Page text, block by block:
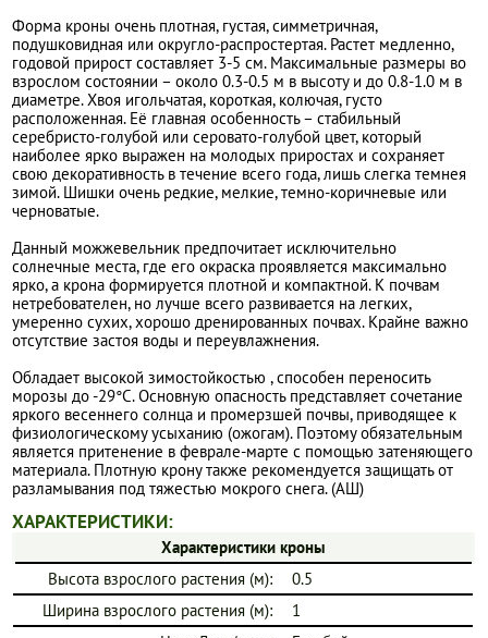
Форма кроны очень плотная, густая, симметричная,
подушковидная или округло-распростертая. Растет медленно,
годовой прирост составляет 3-5 см. Максимальные размеры во
взрослом состоянии – около 0.3-0.5 м в высоту и до 0.8-1.0 м в
диаметре. Хвоя игольчатая, короткая, колючая, густо
расположенная. Её главная особенность – стабильный
серебристо-голубой или серовато-голубой цвет, который
наиболее ярко выражен на молодых приростах и сохраняет
свою декоративность в течение всего года, лишь слегка темнея
зимой. Шишки очень редкие, мелкие, темно-коричневые или
черноватые.
Данный можжевельник предпочитает исключительно
солнечные места, где его окраска проявляется максимально
ярко, а крона формируется плотной и компактной. К почвам
нетребователен, но лучше всего развивается на легких,
умеренно сухих, хорошо дренированных почвах. Крайне важно
отсутствие застоя воды и переувлажнения.
Обладает высокой зимостойкостью , способен переносить
морозы до -29°C. Основную опасность представляет сочетание
яркого весеннего солнца и промерзшей почвы, приводящее к
физиологическому усыханию (ожогам). Поэтому обязательным
является притенение в феврале-марте с помощью затеняющего
материала. Плотную крону также рекомендуется защищать от
разламывания под тяжестью мокрого снега. (АШ)
ХАРАКТЕРИСТИКИ:
Характеристики кроны
Высота взрослого растения (м):
0.5
Ширина взрослого растения (м):
1